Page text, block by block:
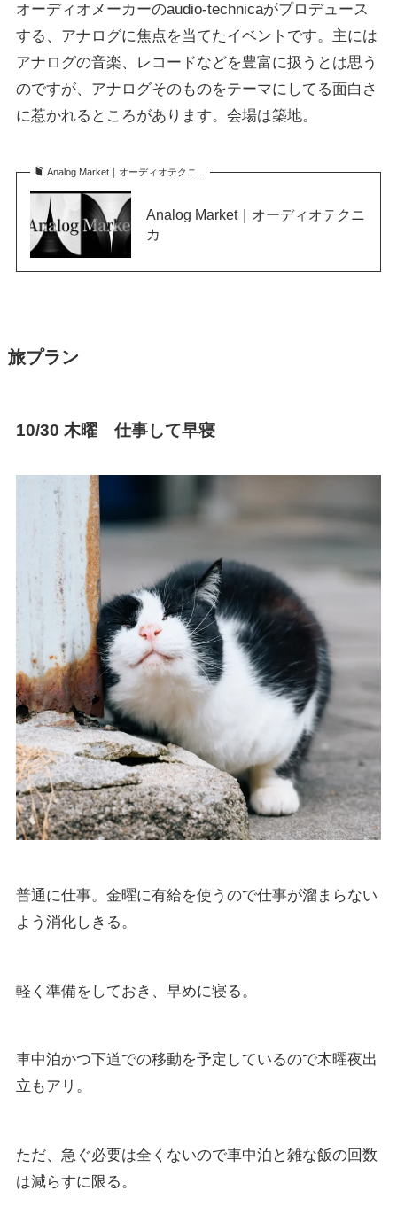
オーディオメーカーのaudio-technicaがプロデュース
する、アナログに焦点を当てたイベントです。主には
アナログの音楽、レコードなどを豊富に扱うとは思う
のですが、アナログそのものをテーマにしてる面白さ
に惹かれるところがあります。会場は築地。
Analog Market｜オーディオテクニ...
Analog Market｜オーディオテクニ
カ
旅プラン
10/30 木曜 仕事して早寝
普通に仕事。金曜に有給を使うので仕事が溜まらない
よう消化しきる。
軽く準備をしておき、早めに寝る。
車中泊かつ下道での移動を予定しているので木曜夜出
立もアリ。
ただ、急ぐ必要は全くないので車中泊と雑な飯の回数
は減らすに限る。